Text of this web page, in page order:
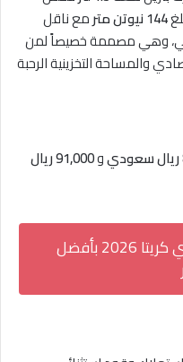
144 نيوتن متر
مع ناقل
وهي مصممة خصيصاً لمن
والمساحة التخزينية الرحبة
و
91,000 ريال
تصفح أقوى عروض هيونداي كريتا 2026 بأفضل